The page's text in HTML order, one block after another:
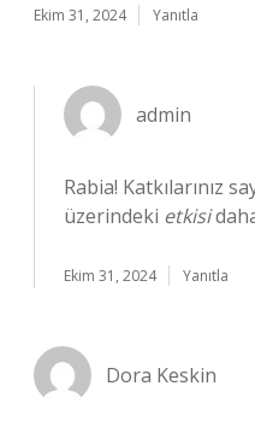
Ekim 31, 2024 Yanıtla
admin
Rabia! Katkılarınız
üzerindeki etkisi
Ekim 31, 2024 Yanıtla
Dora Keskin